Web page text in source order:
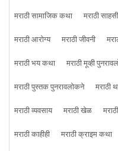
मराठी सामाजिक कथा
मराठी
मराठी आरोग्य
मराठी जीवनी
मराठी भय कथा
मराठी मूव्ही
मराठी पुस्तक पुनरावलोकने
मराठी
मराठी व्यवसाय
मराठी खेळ
मराठी काहीही
मराठी क्राइम कथा